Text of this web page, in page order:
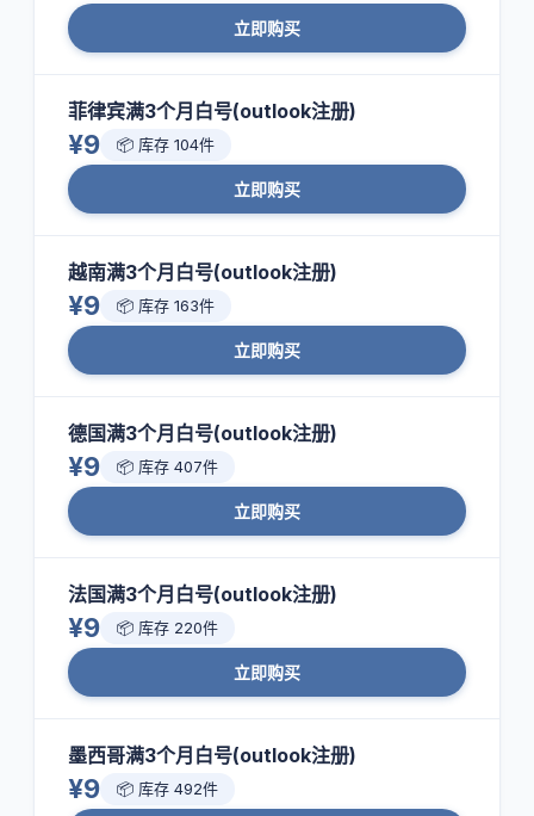
立即购买
菲律宾满3个月白号(outlook注册)
¥9 📦 库存 104件
立即购买
越南满3个月白号(outlook注册)
¥9 📦 库存 163件
立即购买
德国满3个月白号(outlook注册)
¥9 📦 库存 407件
立即购买
法国满3个月白号(outlook注册)
¥9 📦 库存 220件
立即购买
墨西哥满3个月白号(outlook注册)
¥9 📦 库存 492件